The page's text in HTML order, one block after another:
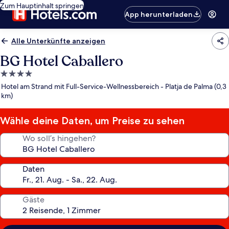
Zum Hauptinhalt springen
App herunterladen
Alle Unterkünfte anzeigen
BG Hotel Caballero
4.0-
Sterne-
Unterkunft
Hotel am Strand mit Full-Service-Wellnessbereich - Platja de Palma (0,3
km)
Wähle deine Daten, um Preise zu sehen
Wo soll’s hingehen?
Daten
Gäste